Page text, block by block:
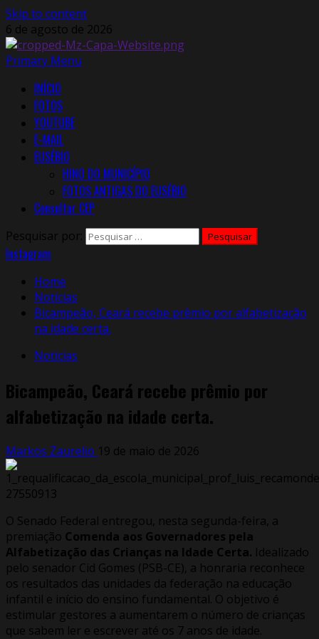
Skip to content
6 de agosto de 2026
Primary Menu
INÍCIO
FOTOS
YOUTUBE
E-MAIL
EUSÉBIO
HINO DO MUNICÍPIO
FOTOS ANTIGAS DO EUSÉBIO
Consultar CEP
Pesquisar por:
Instagram
Home
Notícias
Bicampeão, Ceará recebe prêmio por alfabetização
na idade certa.
Notícias
Bicampeão, Ceará recebe prêmio por
alfabetização na idade certa.
Markos Zaurelio 19 de maio de 2026
O Senado Federal entregou, nesta segunda-feira, a
premiação Comenda aos Governadores pela
Alfabetização das Crianças na Idade Certa. Idealizado
pelo senador Cid Gomes (PSB-CE), a honraria reconhece
os resultados das unidades da federação na educação
infantil e início do ensino fundamental. O objetivo é
estimular gestores a aumentarem o número de crianças
que sabem ler e escrever até os 7 anos de idade.